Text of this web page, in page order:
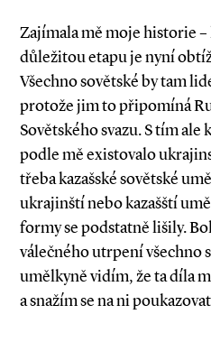
Zajímala mě moje historie
důležitou etapu je nyní
Všechno sovětské by tam
protože jim to připomíná
Sovětského svazu. S tím
podle mě existovalo
třeba kazašské sovětské
ukrajinští nebo kazašští
formy se podstatně lišily.
válečného utrpení všechno
umělkyně vidím, že ta díla
a snažím se na ni